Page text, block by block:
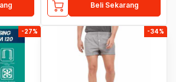
Beli Sekarang
-27% -34%